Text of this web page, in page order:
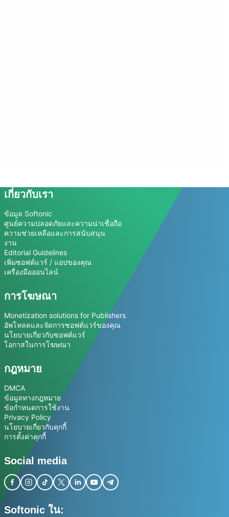
เกี่ยวกับเรา
ข้อมูล Softonic
ศูนย์ความปลอดภัยและความน่าเชื่อถือ
ความช่วยเหลือและการสนับสนุน
งาน
Editorial Guidelines
เพิ่มซอฟต์แวร์ / แอปของคุณ
เครื่องมือออนไลน์
การโฆษณา
Monetization solutions for Publishers
อัพโหลดและจัดการซอฟต์แวร์ของคุณ
นโยบายเกี่ยวกับซอฟต์แวร์
โอกาสในการโฆษณา
กฎหมาย
DMCA
ข้อมูลทางกฎหมาย
ข้อกำหนดการใช้งาน
Privacy Policy
นโยบายเกี่ยวกับคุกกี้
การตั้งค่าคุกกี้
Social media
Softonic ใน: